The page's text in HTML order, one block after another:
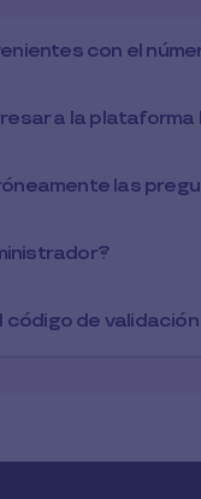
con el
a la plataforma
las
código de